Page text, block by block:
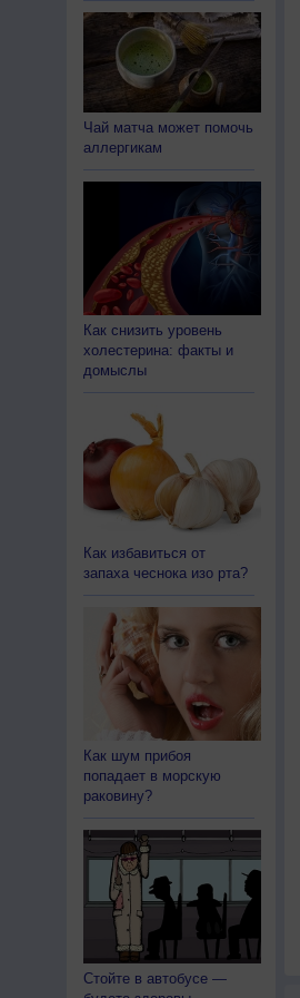
Чай матча может помочь
аллергикам
Как снизить уровень
холестерина: факты и
домыслы
Как избавиться от
запаха чеснока изо рта?
Как шум прибоя
попадает в морскую
раковину?
Стойте в автобусе —